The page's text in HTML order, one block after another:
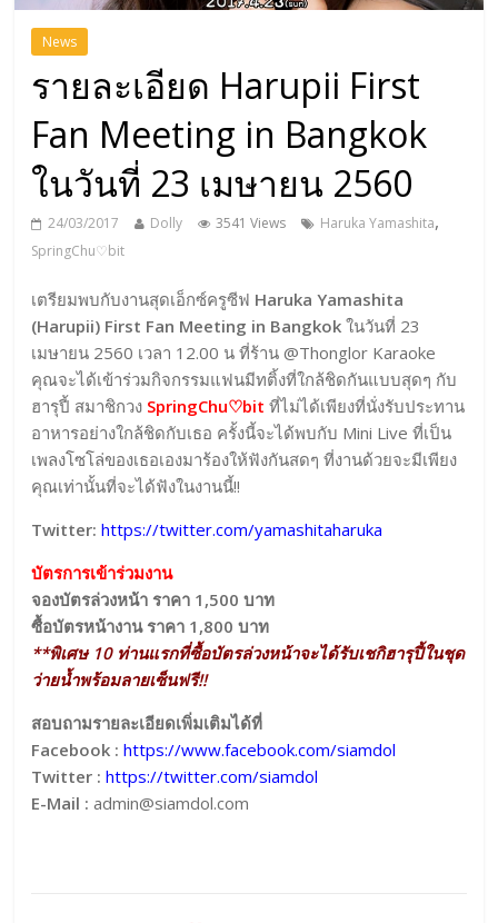
News
รายละเอียด Harupii First
Fan Meeting in Bangkok
ในวันที่ 23 เมษายน 2560
24/03/2017 Dolly 3541 Views Haruka Yamashita,
SpringChu♡bit
เตรียมพบกับงานสุดเอ็กซ์ครูซีฟ Haruka Yamashita
(Harupii) First Fan Meeting in Bangkok ในวันที่ 23
เมษายน 2560 เวลา 12.00 น ที่ร้าน @Thonglor Karaoke
คุณจะได้เข้าร่วมกิจกรรมแฟนมีทติ้งที่ใกล้ชิดกันแบบสุดๆ กับ
ฮารุปี้ สมาชิกวง SpringChu♡bit ที่ไม่ได้เพียงที่นั่งรับประทาน
อาหารอย่างใกล้ชิดกับเธอ ครั้งนี้จะได้พบกับ Mini Live ที่เป็น
เพลงโซโล่ของเธอเองมาร้องให้ฟังกันสดๆ ที่งานด้วยจะมีเพียง
คุณเท่านั้นที่จะได้ฟังในงานนี้!!
Twitter: https://twitter.com/yamashitaharuka
บัตรการเข้าร่วมงาน
จองบัตรล่วงหน้า ราคา 1,500 บาท
ซื้อบัตรหน้างาน ราคา 1,800 บาท
**พิเศษ 10 ท่านแรกที่ซื้อบัตรล่วงหน้าจะได้รับเชกิฮารุปี้ในชุด
ว่ายน้ำพร้อมลายเซ็นฟรี!!
สอบถามรายละเอียดเพิ่มเติมได้ที่
Facebook : https://www.facebook.com/siamdol
Twitter : https://twitter.com/siamdol
E-Mail : admin@siamdol.com